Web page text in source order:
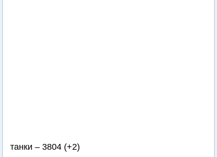
танки – 3804 (+2)